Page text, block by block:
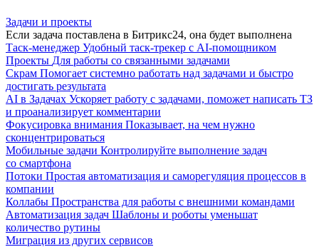
Задачи и проекты
Если задача поставлена в Битрикс24, она будет выполнена
Таск-менеджер Удобный таск-трекер с AI-помощником
Проекты Для работы со связанными задачами
Скрам Помогает системно работать над задачами и быстро
достигать результата
AI в Задачах Ускоряет работу с задачами, поможет написать ТЗ
и проанализирует комментарии
Фокусировка внимания Показывает, на чем нужно
сконцентрироваться
Мобильные задачи Контролируйте выполнение задач
со смартфона
Потоки Простая автоматизация и саморегуляция процессов в
компании
Коллабы Пространства для работы с внешними командами
Автоматизация задач Шаблоны и роботы уменьшат
количество рутины
Миграция из других сервисов